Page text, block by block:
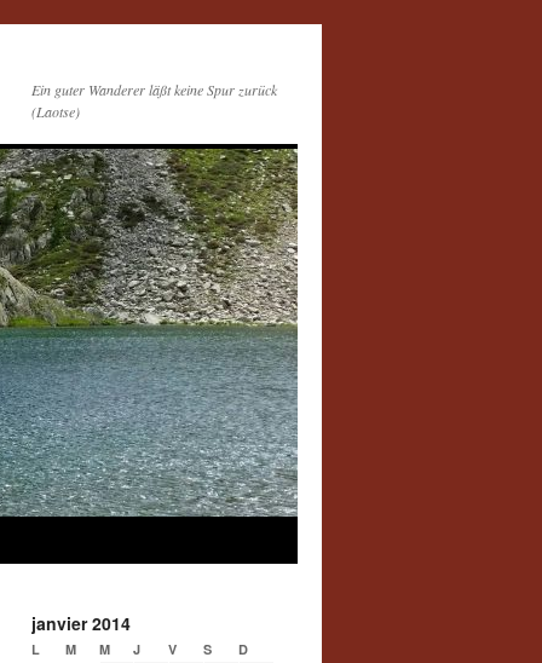
Ein guter Wanderer läßt keine Spur zurück
(Laotse)
janvier 2014
L M M J V S D